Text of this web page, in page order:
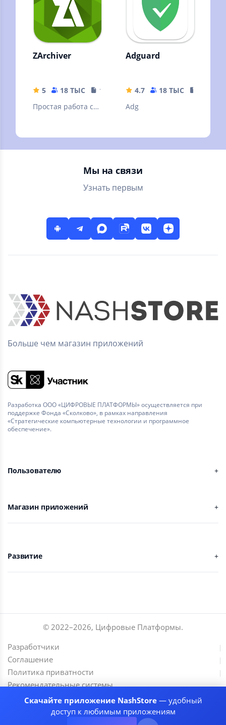
ZArchiver
5 18 ТЫС
10.32 MB
Простая работа с
Adguard
4.7 18 ТЫС
Adg
Мы на связи
Узнать первым
Больше чем магазин приложений
Разработка ООО «ЦИФРОВЫЕ ПЛАТФОРМЫ» осуществляется при
поддержке Фонда «Сколково», в рамках направления
«Стратегические компьютерные технологии и программное
обеспечение».
Пользователю
Магазин приложений
Развитие
© 2022–2026, Цифровые Платформы.
Разработчики
Соглашение
Политика приватности
Рекомендательные системы
Скачайте приложение NashStore— удобный
доступ к любимым приложениям